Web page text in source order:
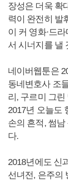
장성은 더욱 확
력이 완전히 발
이 커 영화·드
서 시너지를 낼
네이버웹툰은
동네변호사 조
리, 구르미 그린
2017년 오늘도
손의 흔적, 썸
다.
2018년에도 신
선녀전, 은주의